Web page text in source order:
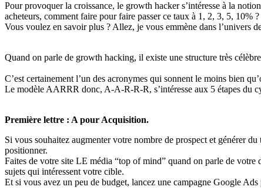
Pour provoquer la croissance, le growth hacker s’intéresse à la
acheteurs, comment faire pour faire passer ce taux à 1, 2, 3, 5, 10% ?
Vous voulez en savoir plus ? Allez, je vous emmène dans l’univers
Quand on parle de growth hacking, il existe une structure très
C’est certainement l’un des acronymes qui sonnent le moins bien
Le modèle AARRR donc, A-A-R-R-R, s’intéresse aux 5 étapes du
Première lettre : A pour Acquisition.
Si vous souhaitez augmenter votre nombre de prospect et générer
positionner.
Faites de votre site LE média “top of mind” quand on parle de
sujets qui intéressent votre cible.
Et si vous avez un peu de budget, lancez une campagne Google